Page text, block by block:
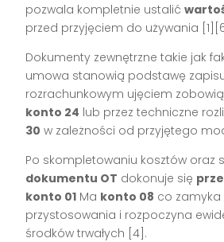
pozwala kompletnie ustalić
przed przyjęciem do używania
Dokumenty zewnętrzne takie jak
umowa stanowią podstawę
rozrachunkowym ujęciem
konto 24 lub przez techniczne
30 w zależności od przyjętego
Po skompletowaniu kosztów oraz
dokumentu OT dokonuje się
konto 01 Ma konto 08 co
przystosowania i rozpoczyna
środków trwałych [4].